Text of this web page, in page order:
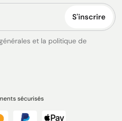
S'inscrire
et la politique de
sécurisés